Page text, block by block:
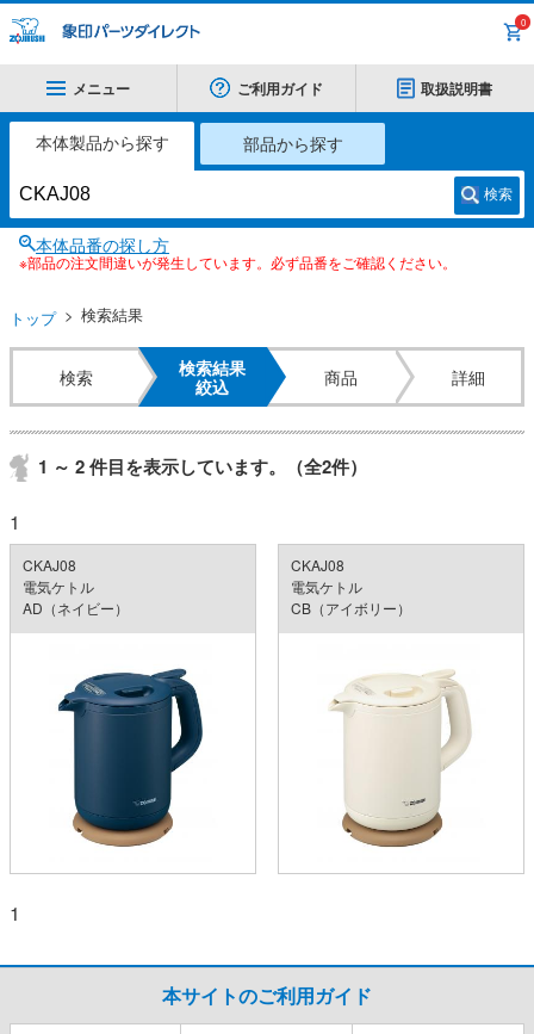
0
メニュー ご利用ガイド 取扱説明書
本体製品から探す 部品から探す
検索
本体品番の探し方
※部品の注文間違いが発生しています。必ず品番をご確認ください。
トップ 検索結果
検索
検索結果
絞込
商品 詳細
1 ～ 2 件目を表示しています。（全2件）
1
CKAJ08
電気ケトル
AD（ネイビー）
CKAJ08
電気ケトル
CB（アイボリー）
1
本サイトのご利用ガイド